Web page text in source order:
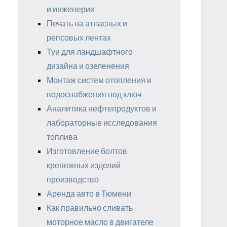
и инженерии
Печать на атласных и
репсовых лентах
Туи для ландшафтного
дизайна и озеленения
Монтаж систем отопления и
водоснабжения под ключ
Аналитика нефтепродуктов и
лабораторные исследования
топлива
Изготовление болтов
крепежных изделий
производство
Аренда авто в Тюмени
Как правильно сливать
моторное масло в двигателе